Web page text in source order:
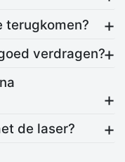
terugkomen?
verdragen?
de laser?